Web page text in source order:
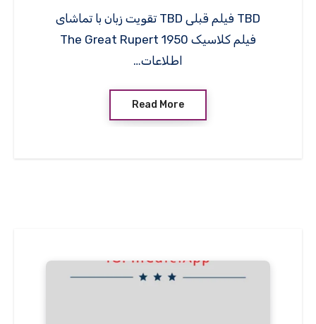
TBD فیلم قبلی TBD تقویت زبان با تماشای
فیلم کلاسیک The Great Rupert 1950
اطلاعات…
Read More